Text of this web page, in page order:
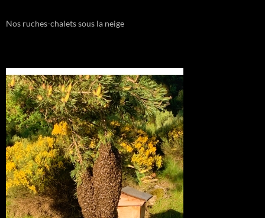
Nos ruches-chalets sous la neige